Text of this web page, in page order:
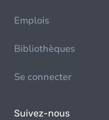
Emplois
Bibliothèques
Se connecter
Suivez-nous